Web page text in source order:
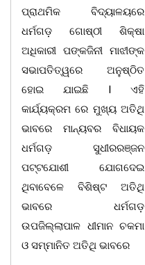
ପ୍ରାଥମିକ ବିଦ୍ୟାଳୟରେ
ଧର୍ମଗଡ଼ ଗୋଷ୍ଠୀ ଶିକ୍ଷା
ଅଧିକାରୀ ପଙ୍କଜିନୀ ମାଝୀଙ୍କ
ସଭାପତିତ୍ୱରେ ଅନୁଷ୍ଠିତ
ହୋଇ ଯାଇଛି l ଏହି
କାର୍ଯ୍ୟକ୍ରମ ରେ ମୁଖ୍ୟ ଅତିଥି
ଭାବରେ ମାନ୍ୟବର ବିଧାୟକ
ଧର୍ମଗଡ଼ ସୁଧୀରରଞ୍ଜନ
ପଟ୍ଟଯୋଶୀ ଯୋଗଦେଇ
ଥିବାବେଳେ ବିଶିଷ୍ଟ ଅତିଥି
ଭାବରେ ଧର୍ମଗଡ଼
ଉପଜିଲ୍ଲାପାଳ ଧୀମାନ ଚକମା
ଓ ସମ୍ମାନିତ ଅତିଥି ଭାବରେ